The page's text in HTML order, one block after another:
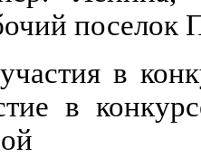
поселок
в
в